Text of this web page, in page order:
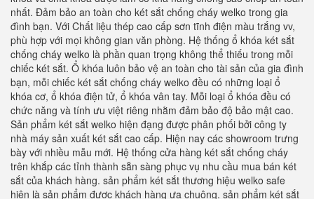
nhất. Đảm bảo an toàn cho két sắt chống cháy welko trong gia
đình bạn. Với Chất liệu thép cao cấp sơn tĩnh điện màu trắng vv,
phù hợp với mọi không gian văn phòng. Hệ thống ổ khóa két sắt
chống cháy welko là phần quan trọng không thể thiếu trong mỗi
chiếc két sắt. Ổ khóa luôn bảo vệ an toàn cho tài sản của gia đình
bạn, mỗi chiếc két sắt chống cháy welko đều có những loại ổ
khóa cơ, ổ khóa điện tử, ổ khóa vân tay. Mỗi loại ổ khóa đều có
chức năng và tính ưu việt riêng nhằm đảm bảo độ bảo mật cao.
Sản phẩm két sắt welko hiện đạng được phân phối bởi công ty
nhà máy sản xuất két sắt cao cấp. Hiện nay các showroom trưng
bày với nhiều mẫu mới. Hệ thống cửa hàng két sắt chống cháy
trên khắp các tỉnh thành sẵn sàng phục vụ nhu cầu mua bán két
sắt của khách hàng. sản phẩm két sắt thương hiệu welko safe
hiện là sản phẩm được khách hàng ưa chuộng. sản phẩm két sắt